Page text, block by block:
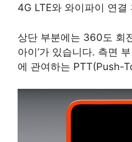
4G LTE와 와이파이 연
상단 부분에는 360도 회
아이’가 있습니다. 측면
에 관여하는 PTT(Push-